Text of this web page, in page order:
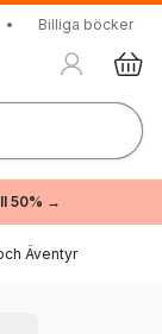
• Billiga böcker
50% →
Äventyr